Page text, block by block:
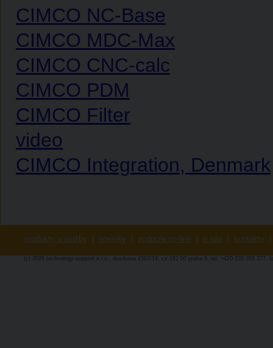
CIMCO NC-Base
CIMCO MDC-Max
CIMCO CNC-calc
CIMCO PDM
CIMCO Filter
video
CIMCO Integration, Denmark
produkty a služby novinky podpora on-line o nás kontakty
(c) 2026 technology-support s.r.o., dusíkova 1597/19, cz-162 00 praha 6, tel: +420 235 355 377,